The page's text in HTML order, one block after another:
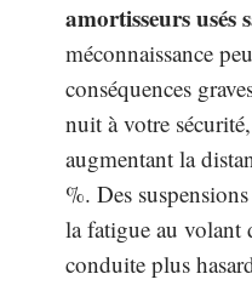
amortisseurs usés
méconnaissance
conséquences
nuit à votre
augmentant la
%. Des
la fatigue au volant
conduite plus